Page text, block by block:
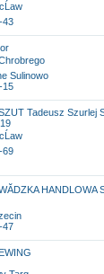
43
Sulinowo
15
Tadeusz Szurlej
69
HANDLOWA
47